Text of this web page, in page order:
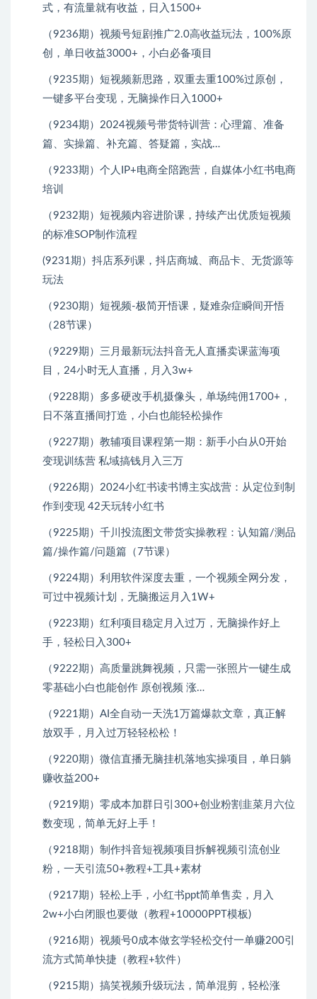
式，有流量就有收益，日入1500+
（9236期）视频号短剧推广2.0高收益玩法，100%原
创，单日收益3000+，小白必备项目
（9235期）短视频新思路，双重去重100%过原创，
一键多平台变现，无脑操作日入1000+
（9234期）2024视频号带货特训营：心理篇、准备
篇、实操篇、补充篇、答疑篇，实战…
（9233期）个人IP+电商全陪跑营，自媒体小红书电商
培训
（9232期）短视频内容进阶课，持续产出优质短视频
的标准SOP制作流程
(9231期）抖店系列课，​抖店商城、商品卡、无货源等
玩法
（9230期）短视频-极简开悟课，​疑难杂症瞬间开悟
（28节课）
（9229期）三月最新玩法抖音无人直播卖课蓝海项
目，24小时无人直播，月入3w+
（9228期）多多硬改手机摄像头，单场纯佣1700+，
日不落直播间打造，小白也能轻松操作
（9227期）教辅项目课程第一期：新手小白从0开始
变现训练营 私域搞钱月入三万
（9226期）2024小红书读书博主实战营：从定位到制
作到变现 42天玩转小红书
（9225期）千川投流图文带货实操教程：认知篇/测品
篇/操作篇/问题篇（7节课）
（9224期）利用软件深度去重，一个视频全网分发，
可过中视频计划，无脑搬运月入1W+
（9223期）红利项目稳定月入过万，无脑操作好上
手，轻松日入300+
（9222期）高质量跳舞视频，只需一张照片一键生成
零基础小白也能创作 原创视频 涨…
（9221期）AI全自动一天洗1万篇爆款文章，真正解
放双手，月入过万轻轻松松！
（9220期）微信直播无脑挂机落地实操项目，单日躺
赚收益200+
（9219期）零成本加群日引300+创业粉割韭菜月六位
数变现，简单无好上手！
（9218期）制作抖音短视频项目拆解视频引流创业
粉，一天引流50+教程+工具+素材
（9217期）轻松上手，小红书ppt简单售卖，月入
2w+小白闭眼也要做（教程+10000PPT模板)
（9216期）视频号0成本做玄学轻松交付一单赚200引
流方式简单快捷（教程+软件）
（9215期）搞笑视频升级玩法，简单混剪，轻松涨